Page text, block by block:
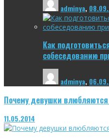
adminya,
Как
собеседованию
adminya,
Почему девушки
11.05.2014